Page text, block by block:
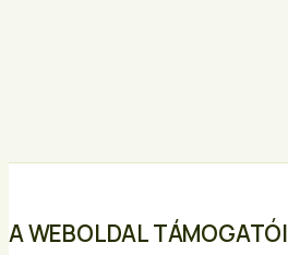
A WEBOLDAL TÁMOGATÓI